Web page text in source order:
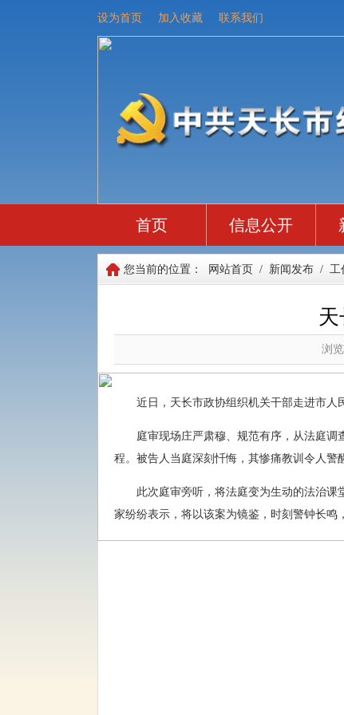
设为首页 加入收藏 联系我们
首页 信息公开
您当前的位置： 网站首页 / 新闻发布 / 工
浏
近日，天长市政协组织机关干部走进市人
庭审现场庄严肃穆、规范有序，从法庭
程。被告人当庭深刻忏悔，其惨痛教训令人警
此次庭审旁听，将法庭变为生动的法治课
家纷纷表示，将以该案为镜鉴，时刻警钟长鸣